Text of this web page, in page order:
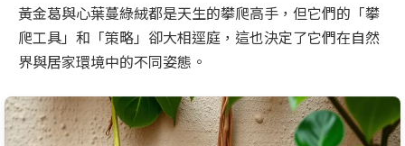
黃金葛與心葉蔓綠絨都是天生的攀爬高手，但它們的「攀
爬工具」和「策略」卻大相逕庭，這也決定了它們在自然
界與居家環境中的不同姿態。